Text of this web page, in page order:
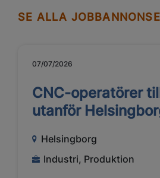
SE ALLA
07/07/2026
CNC-operatörer
utanför
Helsingborg
Industri, Produktion